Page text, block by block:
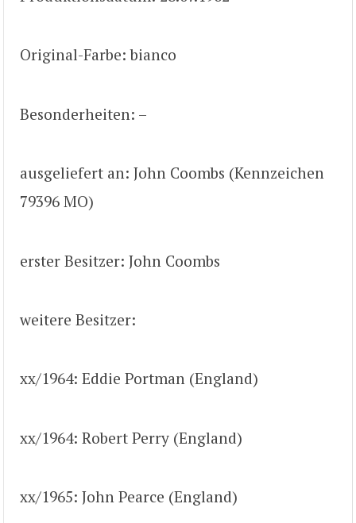
Original-Farbe: bianco
Besonderheiten: –
ausgeliefert an: John Coombs (Kennzeichen
79396 MO)
erster Besitzer: John Coombs
weitere Besitzer:
xx/1964: Eddie Portman (England)
xx/1964: Robert Perry (England)
xx/1965: John Pearce (England)